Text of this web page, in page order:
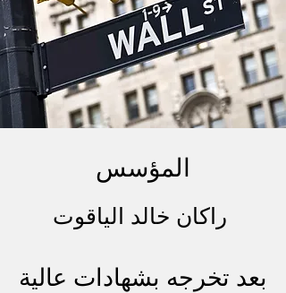
صناعات الضيافة.
من خلال الدعوة فقط ، تتاح
الفرصة للأفراد الكرام لعرض
أسهم الشركة ،
إجمالي الأصول والعقارات
وملكية الأعمال.
المؤسس
راكان خالد الياقوت
بعد تخرجه بشهادات عالية